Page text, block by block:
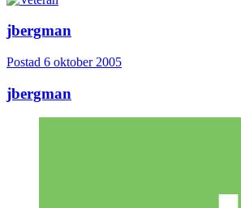
jbergman
Postad 6 oktober 2005
jbergman